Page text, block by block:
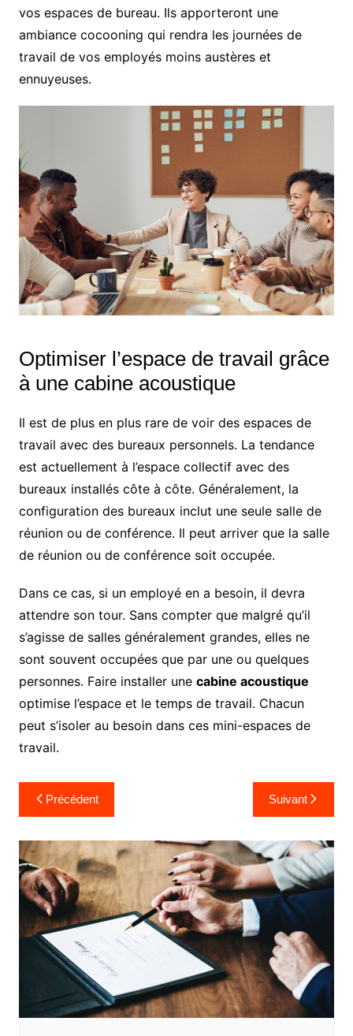
vos espaces de bureau. Ils apporteront une
ambiance cocooning qui rendra les journées de
travail de vos employés moins austères et
ennuyeuses.
Optimiser l’espace de travail grâce
à une cabine acoustique
Il est de plus en plus rare de voir des espaces de
travail avec des bureaux personnels. La tendance
est actuellement à l’espace collectif avec des
bureaux installés côte à côte. Généralement, la
configuration des bureaux inclut une seule salle de
réunion ou de conférence. Il peut arriver que la salle
de réunion ou de conférence soit occupée.
Dans ce cas, si un employé en a besoin, il devra
attendre son tour. Sans compter que malgré qu’il
s’agisse de salles généralement grandes, elles ne
sont souvent occupées que par une ou quelques
personnes. Faire installer une cabine acoustique
optimise l’espace et le temps de travail. Chacun
peut s’isoler au besoin dans ces mini-espaces de
travail.
Navigation
de
l’article
Précédent Suivant